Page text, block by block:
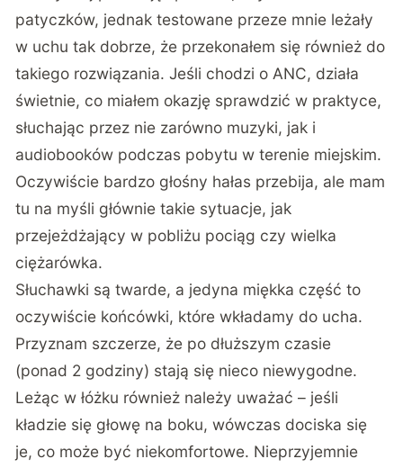
patyczków, jednak testowane przeze mnie leżały
w uchu tak dobrze, że przekonałem się również do
takiego rozwiązania. Jeśli chodzi o ANC, działa
świetnie, co miałem okazję sprawdzić w praktyce,
słuchając przez nie zarówno muzyki, jak i
audiobooków podczas pobytu w terenie miejskim.
Oczywiście bardzo głośny hałas przebija, ale mam
tu na myśli głównie takie sytuacje, jak
przejeżdżający w pobliżu pociąg czy wielka
ciężarówka.
Słuchawki są twarde, a jedyna miękka część to
oczywiście końcówki, które wkładamy do ucha.
Przyznam szczerze, że po dłuższym czasie
(ponad 2 godziny) stają się nieco niewygodne.
Leżąc w łóżku również należy uważać – jeśli
kładzie się głowę na boku, wówczas dociska się
je, co może być niekomfortowe. Nieprzyjemnie